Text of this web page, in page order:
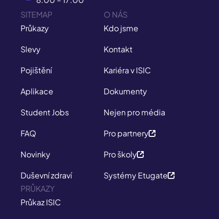
SITEMAP
Průkazy
Slevy
Pojištění
Aplikace
Student Jobs
FAQ
Novinky
Duševní zdraví
O NÁS
Kdo jsme
Kontakt
Kariéra v ISIC
Dokumenty
Nejen pro média
Pro partnery
Pro školy
Systémy Etugate
PRŮKAZY
Průkaz ISIC